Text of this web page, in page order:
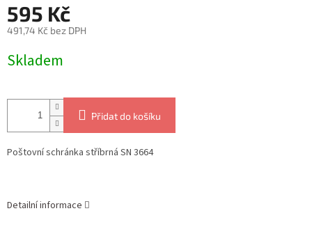
595 Kč
491,74 Kč bez DPH
cena:
Skladem
Přidat do košíku
Poštovní schránka stříbrná SN 3664
Detailní informace